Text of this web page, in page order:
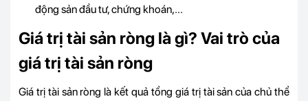
động sản đầu tư, chứng khoán,...
Giá trị tài sản ròng là gì? Vai trò của
giá trị tài sản ròng
Giá trị tài sản ròng là kết quả tổng giá trị tài sản của chủ thể